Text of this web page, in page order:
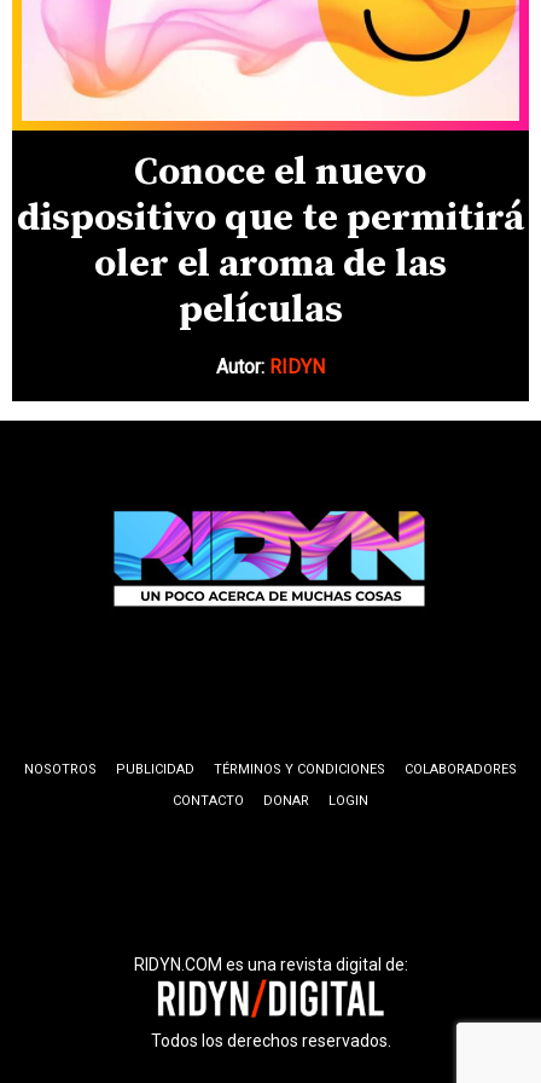
Conoce el nuevo
dispositivo que te permitirá
oler el aroma de las
películas
Autor: RIDYN
NOSOTROS PUBLICIDAD TÉRMINOS Y CONDICIONES
COLABORADORES
CONTACTO
DONAR LOGIN
RIDYN.COM es una revista digital de:
Todos los derechos reservados.